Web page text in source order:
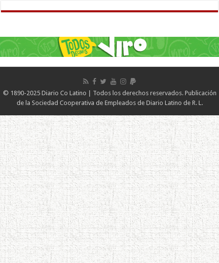
© 1890-2025 Diario Co Latino | Todos los derechos reservados. Publicación
de la Sociedad Cooperativa de Empleados de Diario Latino de R. L.